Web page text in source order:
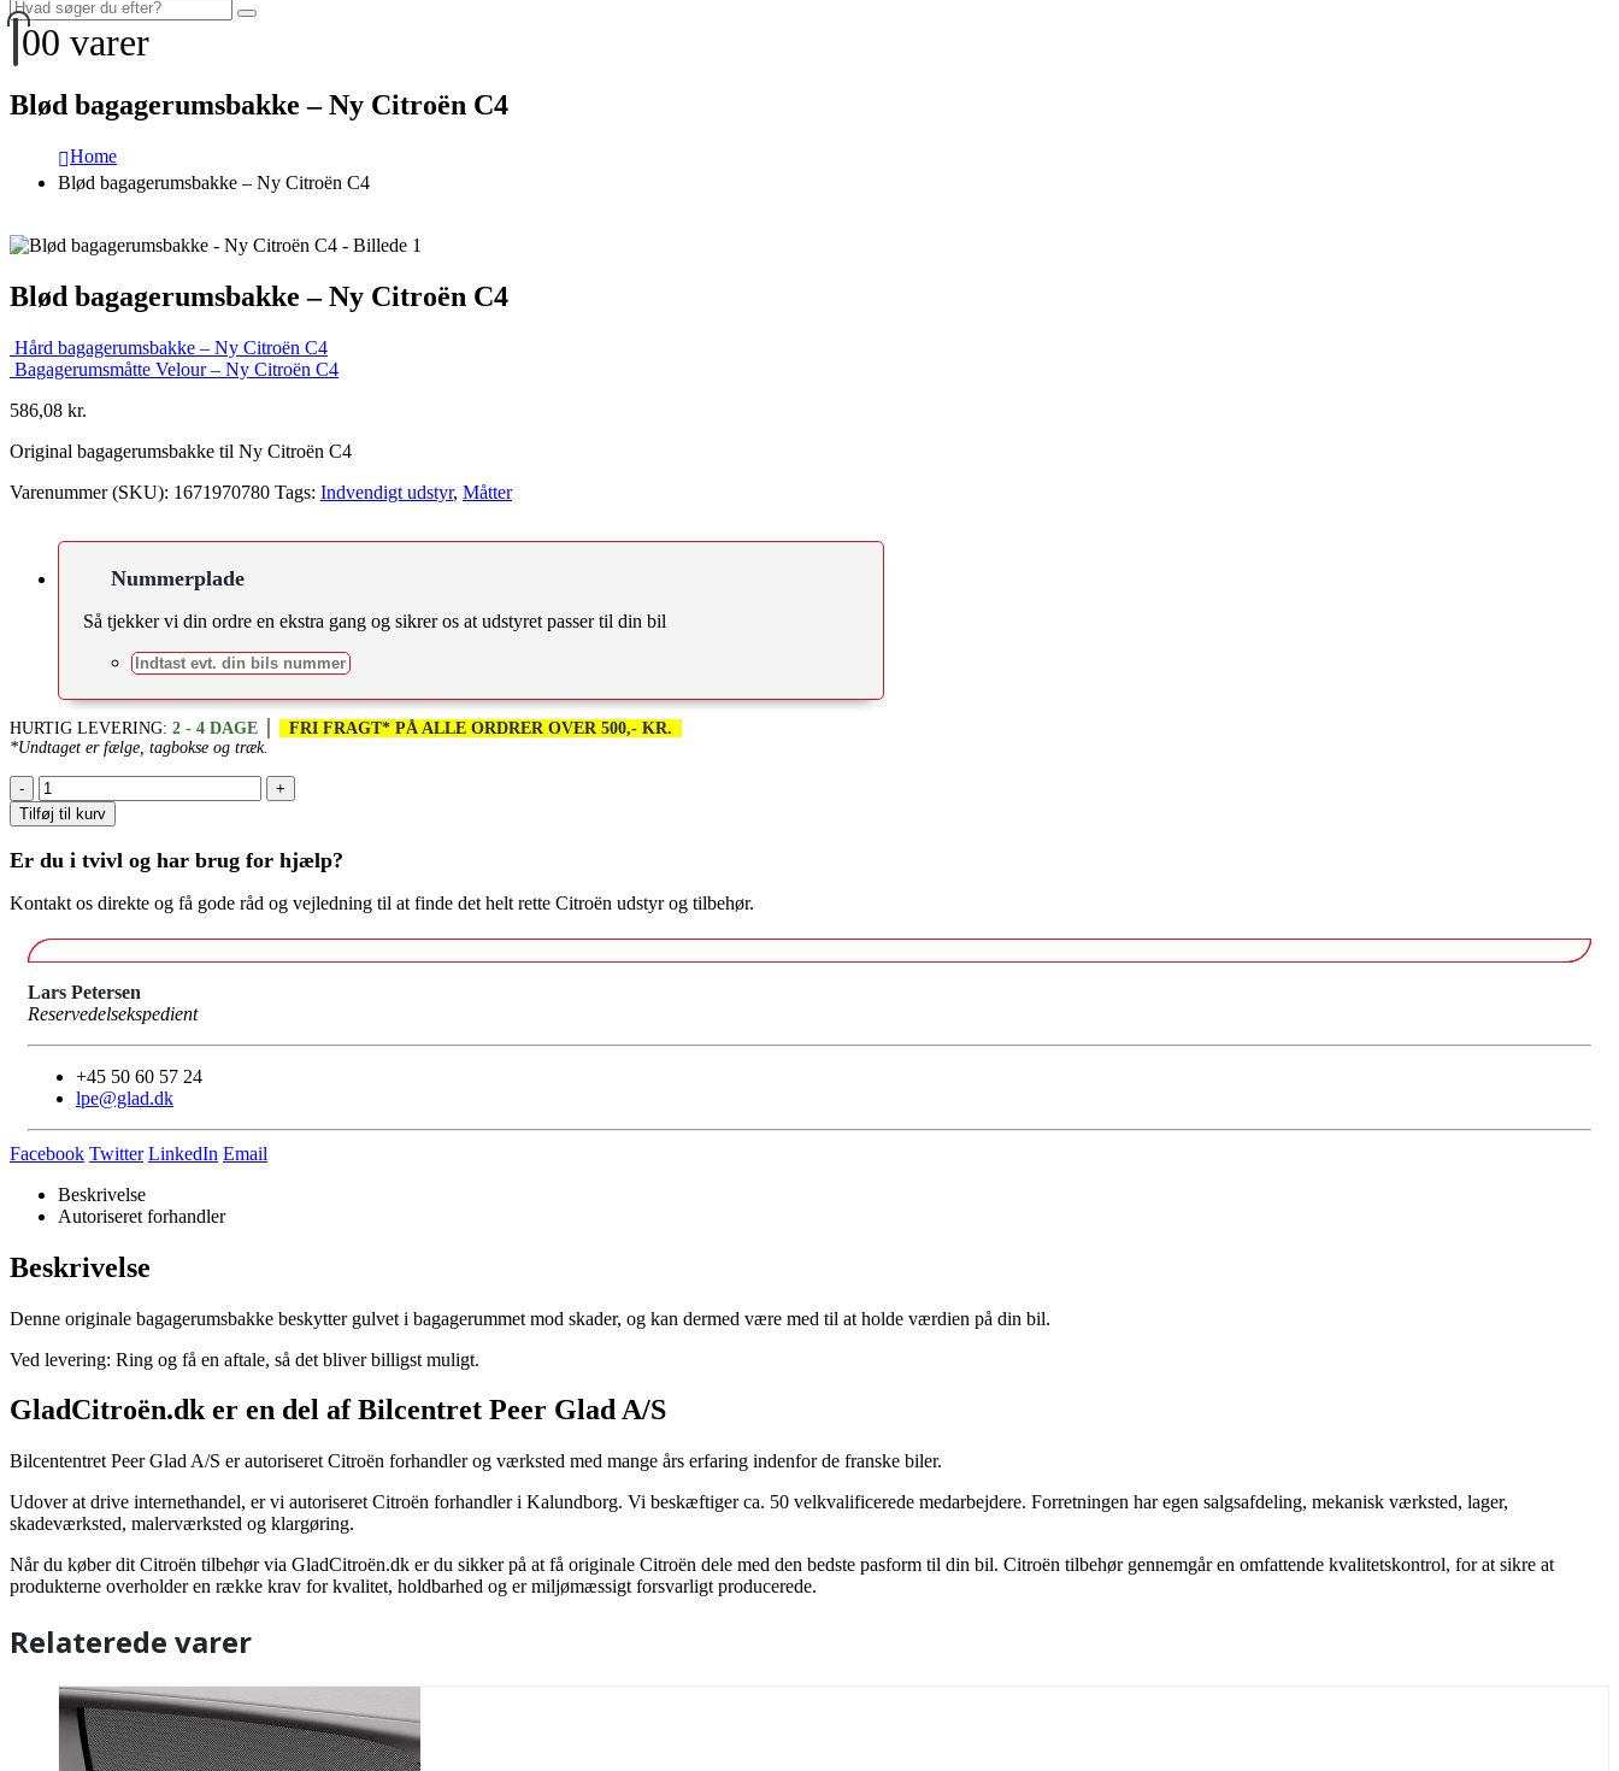
00 varer
Blød bagagerumsbakke – Ny Citroën C4
Home
Blød bagagerumsbakke – Ny Citroën C4
Blød bagagerumsbakke – Ny Citroën C4
Hård bagagerumsbakke – Ny Citroën C4
Bagagerumsmåtte Velour – Ny Citroën C4
586,08 kr.
Original bagagerumsbakke til Ny Citroën C4
Varenummer (SKU): 1671970780 Tags: Indvendigt udstyr, Måtter
Nummerplade
Så tjekker vi din ordre en ekstra gang og sikrer os at udstyret passer til din bil
HURTIG LEVERING: 2 - 4 DAGE
FRI FRAGT* PÅ ALLE ORDRER OVER 500,- KR.
*Undtaget er fælge, tagbokse og træk.
-
+
Tilføj til kurv
Er du i tvivl og har brug for hjælp?
Kontakt os direkte og få gode råd og vejledning til at finde det helt rette Citroën udstyr og tilbehør.
Lars Petersen
Reservedelsekspedient
+45 50 60 57 24
lpe@glad.dk
Facebook Twitter LinkedIn Email
Beskrivelse
Autoriseret forhandler
Beskrivelse
Denne originale bagagerumsbakke beskytter gulvet i bagagerummet mod skader, og kan dermed være med til at holde værdien på din bil.
Ved levering: Ring og få en aftale, så det bliver billigst muligt.
GladCitroën.dk er en del af Bilcentret Peer Glad A/S
Bilcententret Peer Glad A/S er autoriseret Citroën forhandler og værksted med mange års erfaring indenfor de franske biler.
Udover at drive internethandel, er vi autoriseret Citroën forhandler i Kalundborg. Vi beskæftiger ca. 50 velkvalificerede medarbejdere. Forretningen har egen salgsafdeling, mekanisk værksted, lager,
skadeværksted, malerværksted og klargøring.
Når du køber dit Citroën tilbehør via GladCitroën.dk er du sikker på at få originale Citroën dele med den bedste pasform til din bil. Citroën tilbehør gennemgår en omfattende kvalitetskontrol, for at sikre at
produkterne overholder en række krav for kvalitet, holdbarhed og er miljømæssigt forsvarligt producerede.
Relaterede varer